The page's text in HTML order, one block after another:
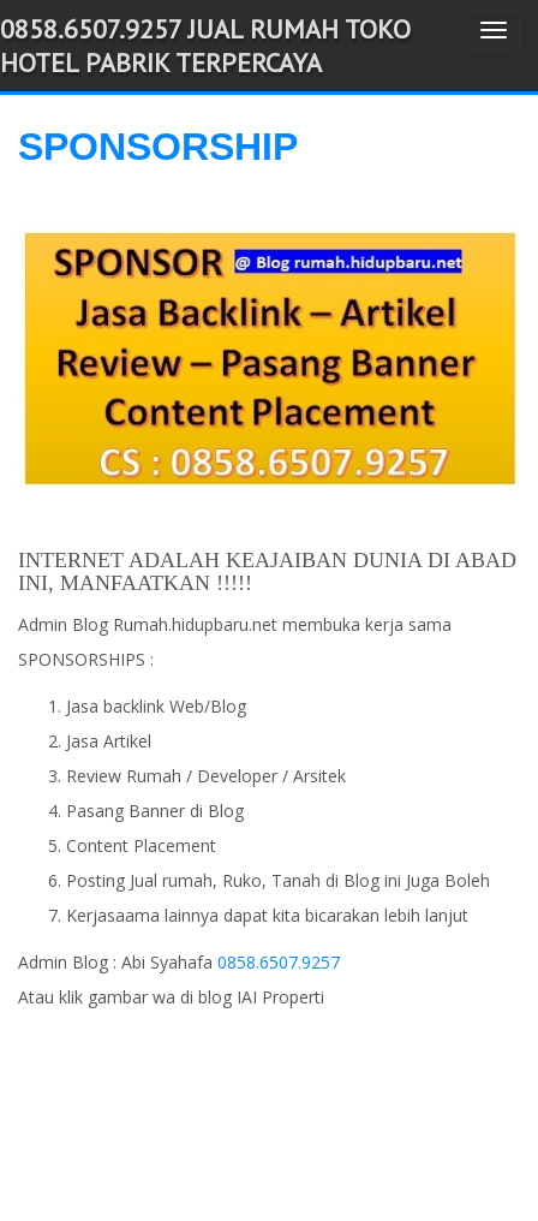
-->
T
g
n
o
0858.6507.9257 JUAL RUMAH TOKO
HOTEL PABRIK TERPERCAYA
SPONSORSHIP
INTERNET ADALAH KEAJAIBAN DUNIA DI ABAD
INI, MANFAATKAN !!!!!
Admin Blog Rumah.hidupbaru.net membuka kerja sama
SPONSORSHIPS :
Jasa backlink Web/Blog
Jasa Artikel
Review Rumah / Developer / Arsitek
Pasang Banner di Blog
Content Placement
Posting Jual rumah, Ruko, Tanah di Blog ini Juga Boleh
Kerjasaama lainnya dapat kita bicarakan lebih lanjut
Admin Blog : Abi Syahafa 0858.6507.9257
Atau klik gambar wa di blog IAI Properti